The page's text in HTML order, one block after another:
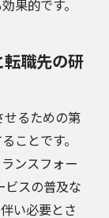
果的です。
職先の研
せるための第
ことです。
ンスフォー
ビスの普及な
い必要とさ